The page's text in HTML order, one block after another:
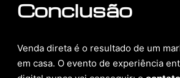
Conclusão
Venda direta é o resultado de um
em casa. O evento de experiência